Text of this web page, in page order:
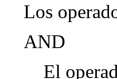
Los
AND
El